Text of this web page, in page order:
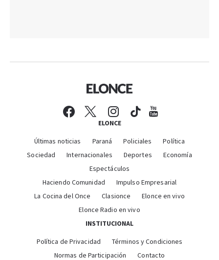
ELONCE
Últimas noticias Paraná Policiales
Política
Sociedad
Internacionales Deportes
Economía
Espectáculos
Haciendo Comunidad
Impulso Empresarial
La Cocina del Once
Clasionce
Elonce en vivo
Elonce Radio en vivo
INSTITUCIONAL
Política de Privacidad
Términos y Condiciones
Normas de Participación
Contacto